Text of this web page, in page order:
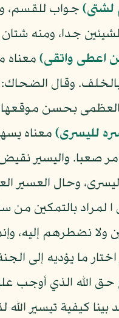
جواب للقسم،
جدا، ومنه
اعطى واتقى) معناه
وقال الضحاك:
بحسن موقعها
لليسرى) معناه
صعبا. واليسير
وحال العسير
ا لمراد بالتمكين من
ولا نضطرهم إليه،
اختار ما يؤديه إلى
الله الذي أوجب
بينا كيفية تيسير